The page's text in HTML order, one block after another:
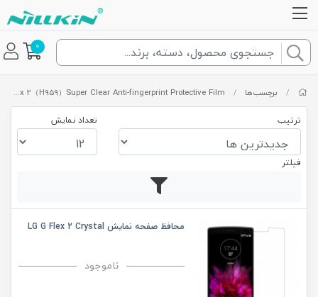
0
/ برچسب‌ها /
LG G Flex 2（H959）Super Clear Anti-fingerprint Protective Film
ترتیب تعداد نمایش
فیلتر
محافظ صفحه نمایش LG G Flex 2 Crystal
ناموجود